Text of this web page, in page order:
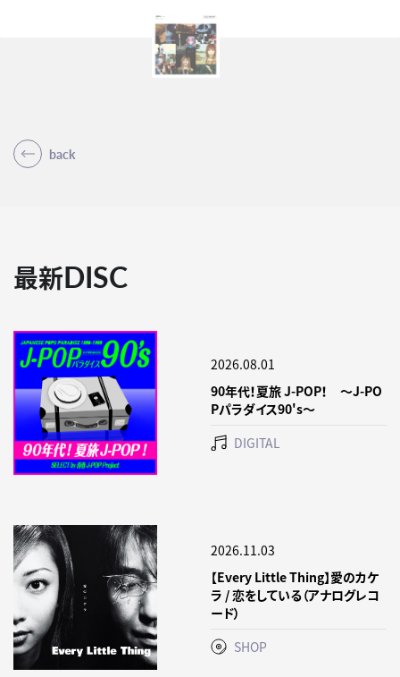
back
最新DISC
2026.08.01
90年代！夏旅 J-POP！ ～J-PO
Pパラダイス90's～
DIGITAL
2026.11.03
【Every Little Thing】愛のカケ
ラ / 恋をしている（アナログレコ
ード）
SHOP